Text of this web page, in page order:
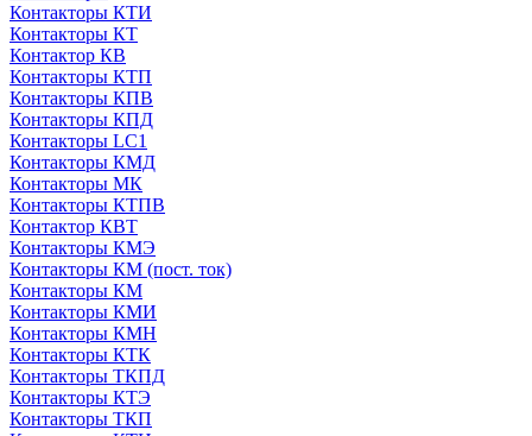
Контакторы КТИ
Контакторы КТ
Контактор КВ
Контакторы КТП
Контакторы КПВ
Контакторы КПД
Контакторы LC1
Контакторы КМД
Контакторы МК
Контакторы КТПВ
Контактор КВТ
Контакторы КМЭ
Контакторы КМ (пост. ток)
Контакторы КМ
Контакторы КМИ
Контакторы КМН
Контакторы КТК
Контакторы ТКПД
Контакторы КТЭ
Контакторы ТКП